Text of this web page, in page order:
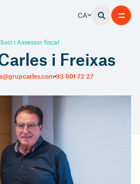
CA
i Freixas
Soci i Assessor fiscal
93 801 72 27